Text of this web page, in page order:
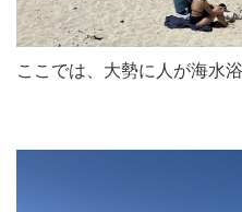
ここでは、大勢に人が海水